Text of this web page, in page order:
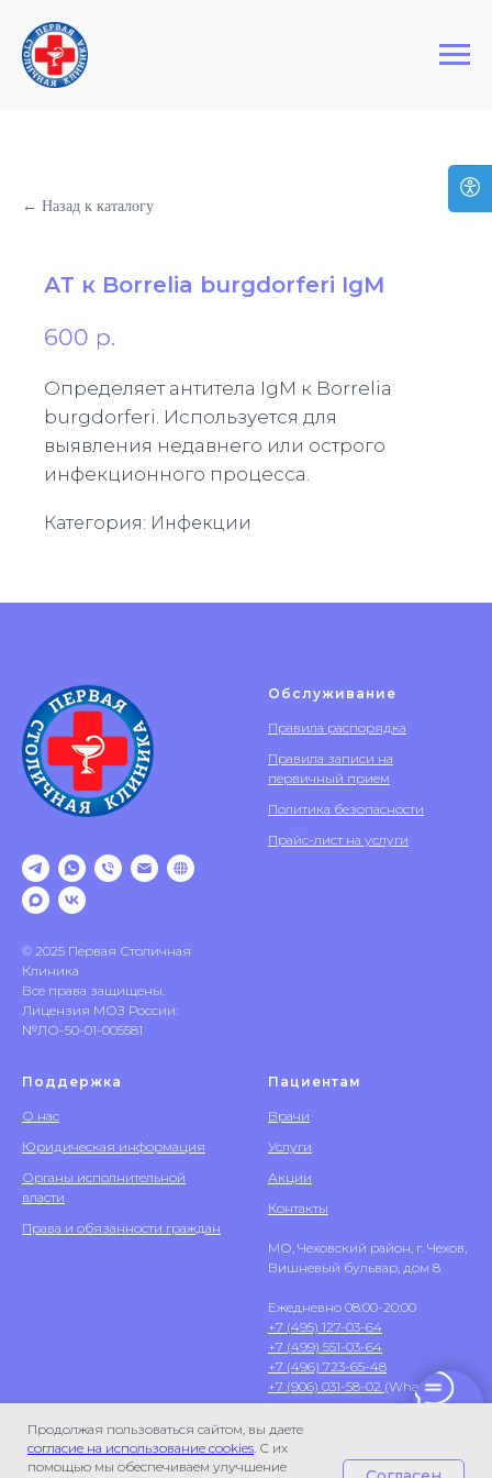
Первая Столичная Клиника
Продолжая пользоваться сайтом, вы даете
согласие на использование cookies. С их
помощью мы обеспечиваем улучшение
← Назад к каталогу
АТ к Borrelia burgdorferi IgM
600 р.
Определяет антитела IgM к Borrelia
burgdorferi. Используется для
выявления недавнего или острого
инфекционного процесса.
Категория: Инфекции
© 2025 Первая Столичная
Клиника
Все права защищены.
Лицензия МОЗ России:
№ЛО-50-01-005581
Обслуживание
Правила распорядка
Правила записи на
первичный прием
Политика безопасности
Прайс-лист на услуги
Поддержка
О нас
Юридическая информация
Органы исполнительной
власти
Права и обязанности граждан
Пациентам
Врачи
Услуги
Акции
Контакты
МО, Чеховский район, г. Чехов,
Вишневый бульвар, дом 8
Ежедневно 08:00-20:00
+7 (495) 127-03-64
+7 (499) 551-03-64
+7 (496) 723-65-48
+7 (906) 031-58-02 (WhatsApp)